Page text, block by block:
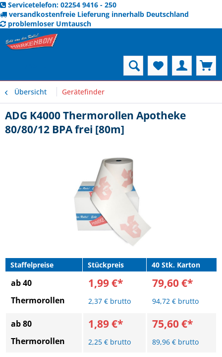
Servicetelefon: 02254 9416 - 250
versandkostenfreie Lieferung innerhalb Deutschland
problemloser Umtausch
Übersicht Gerätefinder
ADG K4000 Thermorollen Apotheke
80/80/12 BPA frei [80m]
Staffelpreise Stückpreis 40 Stk. Karton
ab 40
Thermorollen
1,99 €*
2,37 € brutto
79,60 €*
94,72 € brutto
ab 80
Thermorollen
1,89 €*
2,25 € brutto
75,60 €*
89,96 € brutto